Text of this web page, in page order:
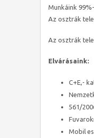
Munkáink
Az osztrák
Az osztrák
Elvárásaink:
C+E,-
561/
Mobil